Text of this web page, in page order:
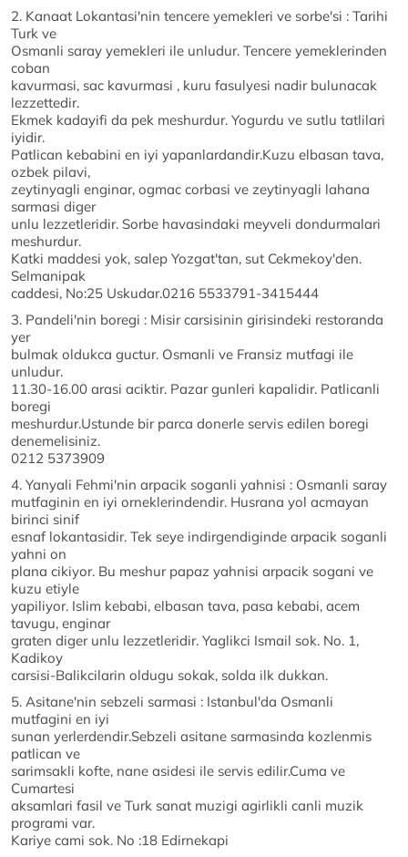
2. Kanaat Lokantasi'nin tencere yemekleri ve sorbe'si : Tarihi
Turk ve
Osmanli saray yemekleri ile unludur. Tencere yemeklerinden
coban
kavurmasi, sac kavurmasi , kuru fasulyesi nadir bulunacak
lezzettedir.
Ekmek kadayifi da pek meshurdur. Yogurdu ve sutlu tatlilari
iyidir.
Patlican kebabini en iyi yapanlardandir.Kuzu elbasan tava,
ozbek pilavi,
zeytinyagli enginar, ogmac corbasi ve zeytinyagli lahana
sarmasi diger
unlu lezzetleridir. Sorbe havasindaki meyveli dondurmalari
meshurdur.
Katki maddesi yok, salep Yozgat'tan, sut Cekmekoy'den.
Selmanipak
caddesi, No:25 Uskudar.0216 5533791-3415444
3. Pandeli'nin boregi : Misir carsisinin girisindeki restoranda
yer
bulmak oldukca guctur. Osmanli ve Fransiz mutfagi ile
unludur.
11.30-16.00 arasi aciktir. Pazar gunleri kapalidir. Patlicanli
boregi
meshurdur.Ustunde bir parca donerle servis edilen boregi
denemelisiniz.
0212 5373909
4. Yanyali Fehmi'nin arpacik soganli yahnisi : Osmanli saray
mutfaginin en iyi orneklerindendir. Husrana yol acmayan
birinci sinif
esnaf lokantasidir. Tek seye indirgendiginde arpacik soganli
yahni on
plana cikiyor. Bu meshur papaz yahnisi arpacik sogani ve
kuzu etiyle
yapiliyor. Islim kebabi, elbasan tava, pasa kebabi, acem
tavugu, enginar
graten diger unlu lezzetleridir. Yaglikci Ismail sok. No. 1,
Kadikoy
carsisi-Balikcilarin oldugu sokak, solda ilk dukkan.
5. Asitane'nin sebzeli sarmasi : Istanbul'da Osmanli
mutfagini en iyi
sunan yerlerdendir.Sebzeli asitane sarmasinda kozlenmis
patlican ve
sarimsakli kofte, nane asidesi ile servis edilir.Cuma ve
Cumartesi
aksamlari fasil ve Turk sanat muzigi agirlikli canli muzik
programi var.
Kariye cami sok. No :18 Edirnekapi